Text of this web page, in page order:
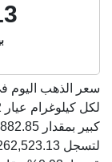
سعر الذهب اليوم